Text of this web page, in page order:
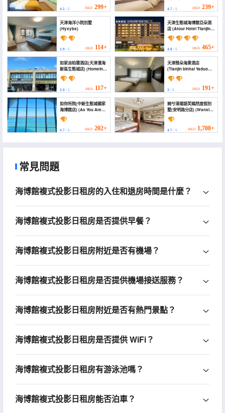
4.5 / 5 HKD 299+ 4.7/ 5 HKD 239+
天津海洋小院別墅
(Hyxybs)
3.9 / 5 HKD 114+
天津生態城海博館亞朵酒
店 (Atour Hotel Tianjin
Eco-City Haiboguan)
4.8/ 5 HKD 465+
如家派柏雲酒店(天津濱海
新區生態城店) (Homeinn
Pebble Hotel (Tianjin
Binhai New Area Eco
3.9 / 5 HKD 117+
天津雅朵海景酒店
(Tianjin binhai Yaduo
3/ 5 HKD 191+
如你所院(中新生態城國家
海博館店) (As You Are
(Sino-Singapore Eco-
City National Maritime
Museum))
4.7 / 5 HKD 202+
婉兮清揚語笑嫣然度假別
墅(安明路分店) (Wanxi
Qingyang Yuxiao
Yanran Villa (Anming
Road))
4.7/ 5 HKD 1,708+
常見問題
海博館複式投影日租房的入住和退房時間是什麼？
海博館複式投影日租房是否提供早餐？
海博館複式投影日租房附近是否有機場？
海博館複式投影日租房是否提供機場接送服務？
海博館複式投影日租房附近是否有熱門景點？
海博館複式投影日租房是否提供 WiFi？
海博館複式投影日租房有游泳池嗎？
海博館複式投影日租房能否泊車？